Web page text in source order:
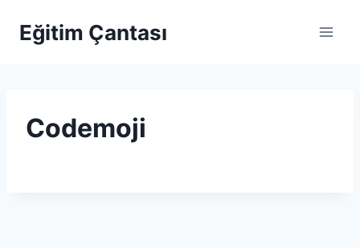
Eğitim Çantası
Codemoji